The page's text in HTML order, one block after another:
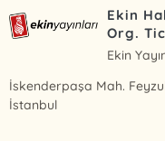
Ekin
Org.
Ekin
İskenderpaşa Mah.
İstanbul